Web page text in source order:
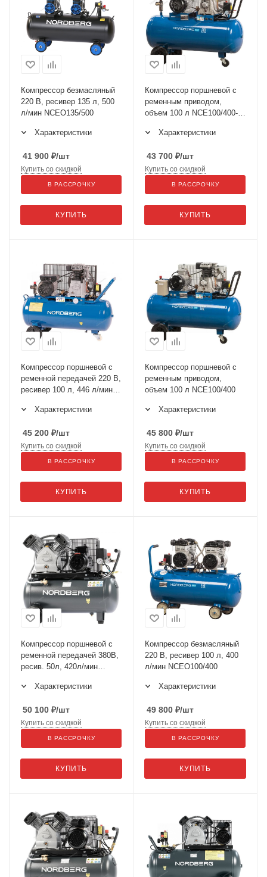
Компрессор безмасляный
220 В, ресивер 135 л, 500
л/мин NCEO135/500
Характеристики
41 900 ₽/шт
КУПИТЬ
Купить со скидкой
В РАССРОЧКУ
Компрессор поршневой с
ременным приводом,
объем 100 л NCE100/400-
Характеристики
43 700 ₽/шт
КУПИТЬ
Купить со скидкой
В РАССРОЧКУ
Компрессор поршневой с
ременной передачей 220 В,
ресивер 100 л, 446 л/мин
Характеристики
45 200 ₽/шт
КУПИТЬ
Купить со скидкой
В РАССРОЧКУ
Компрессор поршневой с
ременным приводом,
объем 100 л NCE100/400
Характеристики
45 800 ₽/шт
КУПИТЬ
Купить со скидкой
В РАССРОЧКУ
Компрессор поршневой с
ременной передачей 380В,
ресив. 50л, 420л/мин
Характеристики
50 100 ₽/шт
КУПИТЬ
Купить со скидкой
В РАССРОЧКУ
Компрессор безмасляный
220 В, ресивер 100 л, 400
л/мин NCEO100/400
Характеристики
49 800 ₽/шт
КУПИТЬ
Купить со скидкой
В РАССРОЧКУ